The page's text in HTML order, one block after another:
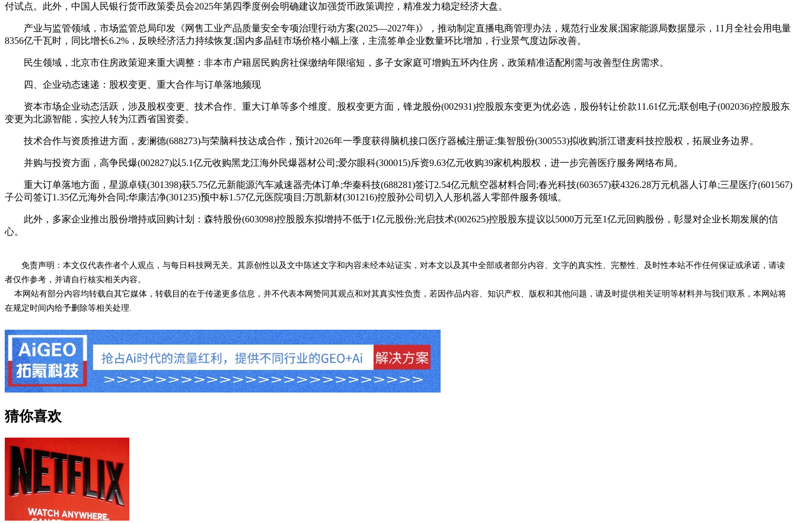
付试点。此外，中国人民银行货币政策委员会2025年第四季度例会明确建议加强货币政策调控，精准发力稳定经济大盘。
产业与监管领域，市场监管总局印发《网售工业产品质量安全专项治理行动方案(2025—2027年)》，推动制定直播电商管理办法，规范行业发展;国家能源局数据显示，11月全社会用电量
8356亿千瓦时，同比增长6.2%，反映经济活力持续恢复;国内多晶硅市场价格小幅上涨，主流签单企业数量环比增加，行业景气度边际改善。
民生领域，北京市住房政策迎来重大调整：非本市户籍居民购房社保缴纳年限缩短，多子女家庭可增购五环内住房，政策精准适配刚需与改善型住房需求。
四、企业动态速递：股权变更、重大合作与订单落地频现
资本市场企业动态活跃，涉及股权变更、技术合作、重大订单等多个维度。股权变更方面，锋龙股份(002931)控股股东变更为优必选，股份转让价款11.61亿元;联创电子(002036)控股股东
变更为北源智能，实控人转为江西省国资委。
技术合作与资质推进方面，麦澜德(688273)与荣脑科技达成合作，预计2026年一季度获得脑机接口医疗器械注册证;集智股份(300553)拟收购浙江谱麦科技控股权，拓展业务边界。
并购与投资方面，高争民爆(002827)以5.1亿元收购黑龙江海外民爆器材公司;爱尔眼科(300015)斥资9.63亿元收购39家机构股权，进一步完善医疗服务网络布局。
重大订单落地方面，星源卓镁(301398)获5.75亿元新能源汽车减速器壳体订单;华秦科技(688281)签订2.54亿元航空器材料合同;春光科技(603657)获4326.28万元机器人订单;三星医疗(601567)
子公司签订1.35亿元海外合同;华康洁净(301235)预中标1.57亿元医院项目;万凯新材(301216)控股孙公司切入人形机器人零部件服务领域。
此外，多家企业推出股份增持或回购计划：森特股份(603098)控股股东拟增持不低于1亿元股份;光启技术(002625)控股股东提议以5000万元至1亿元回购股份，彰显对企业长期发展的信
心。
免责声明：本文仅代表作者个人观点，与每日科技网无关。其原创性以及文中陈述文字和内容未经本站证实，对本文以及其中全部或者部分内容、文字的真实性、完整性、及时性本站不作任何保证或承诺，请读
者仅作参考，并请自行核实相关内容。
本网站有部分内容均转载自其它媒体，转载目的在于传递更多信息，并不代表本网赞同其观点和对其真实性负责，若因作品内容、知识产权、版权和其他问题，请及时提供相关证明等材料并与我们联系，本网站将
在规定时间内给予删除等相关处理.
猜你喜欢